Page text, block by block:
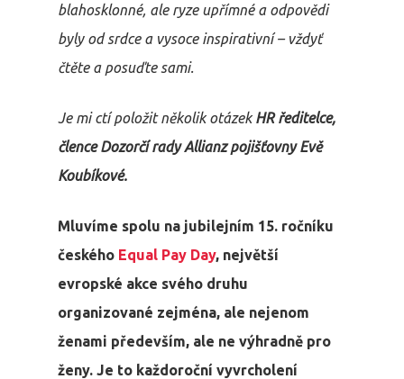
blahosklonné, ale ryze upřímné a odpovědi
byly od srdce a vysoce inspirativní – vždyť
čtěte a posuďte sami.
Je mi ctí položit několik otázekHR ředitelce,
člence Dozorčí rady Allianz pojišťovny Evě
Koubíkové.
Mluvíme spolu na jubilejním 15. ročníku
českého Equal Pay Day, největší
evropské akce svého druhu
organizované zejména, ale nejenom
ženami především, ale ne výhradně pro
ženy. Je to každoroční vyvrcholení